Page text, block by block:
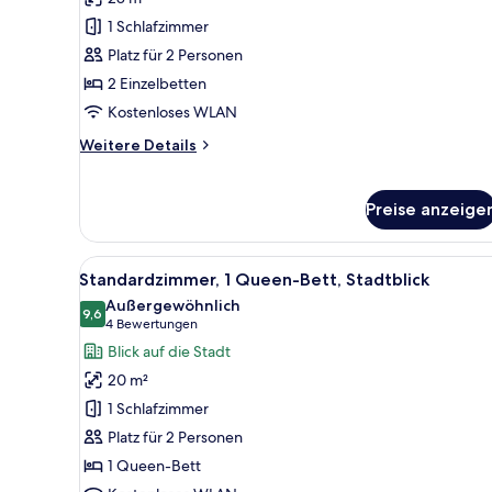
für
Standardzimmer,
2 Einzelbetten
(Extra
Floor
anzeigen
1 Schlafzimmer
Platz für 2 Personen
2 Einzelbetten
Kostenloses WLAN
Weitere Details
Weitere
(Extra
Floor
Space)
Preise
Alle
Fotos
für
Standardzimmer,
1
Queen-
Bett,
Stadtblick
anzeigen
Ein modernes Hotelzimmer
7
Standardzimmer, 1 Queen-Bett, Stadtblick
9,69,6 von 10
Außergewöhnlich
4 Bewertungen
(4
Bewertungen)
Blick auf die Stadt
20 m²
1 Schlafzimmer
Platz für 2 Personen
1 Queen-Bett